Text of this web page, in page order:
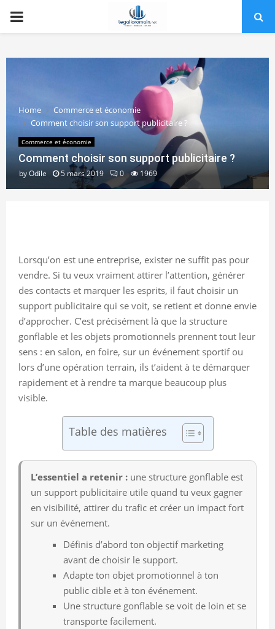
PRIMARY
Home
Commerce et économie
Comment choisir son support publicitaire ?
Commerce et économie
Comment choisir son support publicitaire ?
byOdile 5 mars 2019 0 1969
Lorsqu’on est une entreprise, exister ne suffit pas pour
vendre. Si tu veux vraiment attirer l’attention, générer
des contacts et marquer les esprits, il faut choisir un
support publicitaire qui se voit, se retient et donne envie
d’approcher. C’est précisément là que la structure
gonflable et les objets promotionnels prennent tout leur
sens : en salon, en foire, sur un événement sportif ou
lors d’une opération terrain, ils t’aident à te démarquer
rapidement et à rendre ta marque beaucoup plus
visible.
Table des matières
L’essentiel a retenir : une structure gonflable est
un support publicitaire utile quand tu veux gagner
en visibilité, attirer du trafic et créer un impact fort
sur un événement.
Définis d’abord ton objectif marketing
avant de choisir le support.
Adapte ton objet promotionnel à ton
public cible et à ton événement.
Une structure gonflable se voit de loin et se
transporte facilement.